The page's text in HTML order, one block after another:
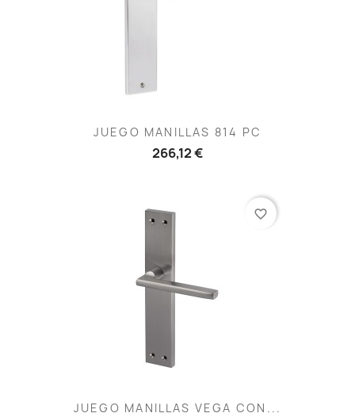
JUEGO MANILLAS 814 PC
266,12 €
JUEGO MANILLAS VEGA CON...
favorite_border